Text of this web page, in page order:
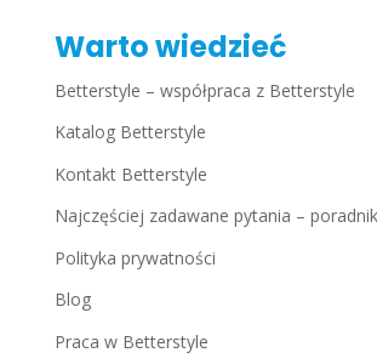
Warto wiedzieć
Betterstyle – współpraca z Betterstyle
Katalog Betterstyle
Kontakt Betterstyle
Najczęściej zadawane pytania –
Polityka prywatności
Blog
Praca w Betterstyle